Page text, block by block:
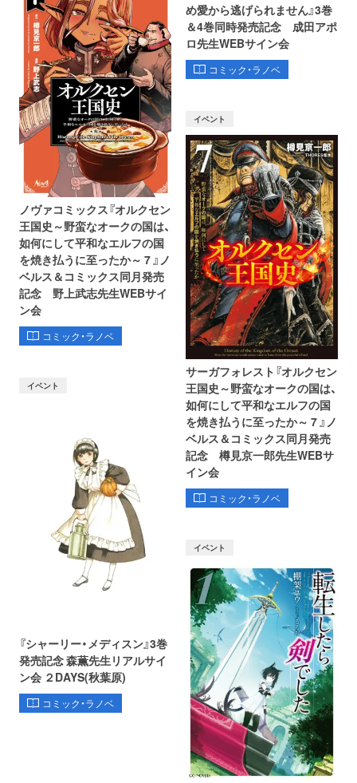
め愛から逃げられません』3巻
＆4巻同時発売記念 成田アポ
ロ先生WEBサイン会
コミック・ラノベ
ノヴァコミックス『オルクセン
王国史～野蛮なオークの国は、
如何にして平和なエルフの国
を焼き払うに至ったか～ 7 』ノ
ベルス＆コミックス同月発売
記念 野上武志先生WEBサイ
ン会
コミック・ラノベ
イベント
サーガフォレスト『オルクセン
王国史～野蛮なオークの国は、
如何にして平和なエルフの国
を焼き払うに至ったか～ 7 』ノ
ベルス＆コミックス同月発売
記念 樽見京一郎先生WEBサ
イン会
コミック・ラノベ
イベント
『シャーリー・メディスン』3巻
発売記念 森薫先生リアルサイ
ン会 ２DAYS(秋葉原)
コミック・ラノベ
イベント